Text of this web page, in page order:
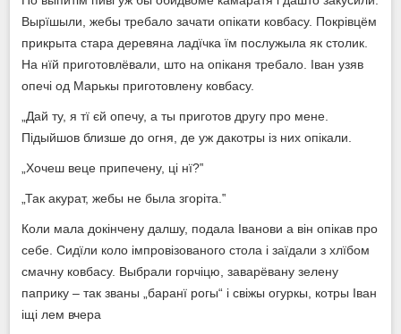
Вырїшыли, жебы требало зачати опікати ковбасу. Покрівцём
прикрыта стара деревяна ладїчка їм послужыла як столик.
На нїй приготовлёвали, што на опіканя требало. Іван узяв
опечі од Марькы приготовлену ковбасу.
„Дай ту, я тї єй опечу, а ты приготов другу про мене.
Підыйшов близше до огня, де уж дакотры із них опікали.
„Хочеш веце припечену, ці нї?‟
„Так акурат, жебы не была згоріта.‟
Коли мала докінчену далшу, подала Іванови а він опікав про
себе. Сидїли коло імпровізованого стола і заїдали з хлїбом
смачну ковбасу. Выбрали горчіцю, заварёвану зелену
паприку – так званы „баранї рогы“ і свіжы огуркы, котры Іван
іщі лем вчера